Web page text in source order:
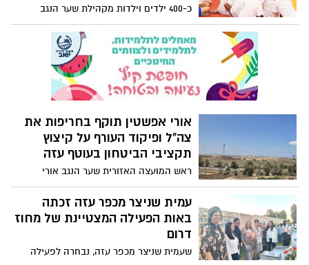
כ-400 ילדים וילדות מקהילת שער הנגב
השתתפו היום (ראשון) ביום ספורט אולימפי
חגיגי שהתקיים בבית ספר אלונים שער הנגב,
כחלק מהליווי והחיבור המתמשך של הוועד
האולימפי בישראל והספורטאים האולימפיים
לקהילה מאז אירועי ה-7 באוקטובר.
אורי אפשטין תוקף בחריפות את
צה"ל ופיקוד העורף על קיצוץ
תקציבי הביטחון בעוטף עזה
ראש המועצה האזורית שער הנגב אורי
אפשטין מגיב בחריפות על החלטת פיקוד
העורף לקצץ בתקציב ממרכיבי הביטחון
בעוטף קורא להתערבות מיידית של שר
הביטחון. האם אנחנו מדינה שיש לה צבא או
עמית שניצר מכפר עזה זכתה
באות הפעילה המצטיינת של מחוז
דרום
שעמית שניצר מכפר עזה, נבחרה לפעילה